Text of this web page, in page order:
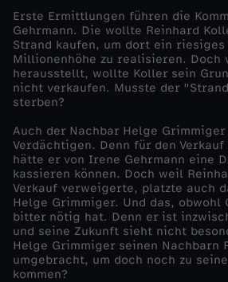
a
n
d
p
i
r
a
Erste Ermittlungen führen die
Gehrmann. Die wollte Reinhard
Strand kaufen, um dort ein
Millionenhöhe zu realisieren. Doch
herausstellt, wollte Koller sein
nicht verkaufen. Musste der
sterben?
Auch der Nachbar Helge
Verdächtigen. Denn für den
hätte er von Irene Gehrmann eine
kassieren können. Doch weil
Verkauf verweigerte, platzte auch
Helge Grimmiger. Und das, obwohl
bitter nötig hat. Denn er ist
und seine Zukunft sieht nicht
Helge Grimmiger seinen Nachbarn
umgebracht, um doch noch zu
kommen?